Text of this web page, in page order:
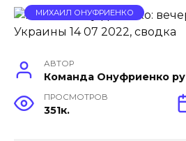
МИХАИЛ ОНУФРИЕНКО
АВТОР
Команда Онуфриенко ру
ПРОСМОТРОВ
351к.